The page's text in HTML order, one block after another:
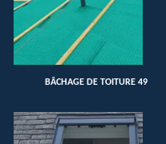
BÂCHAGE DE TOITURE 49